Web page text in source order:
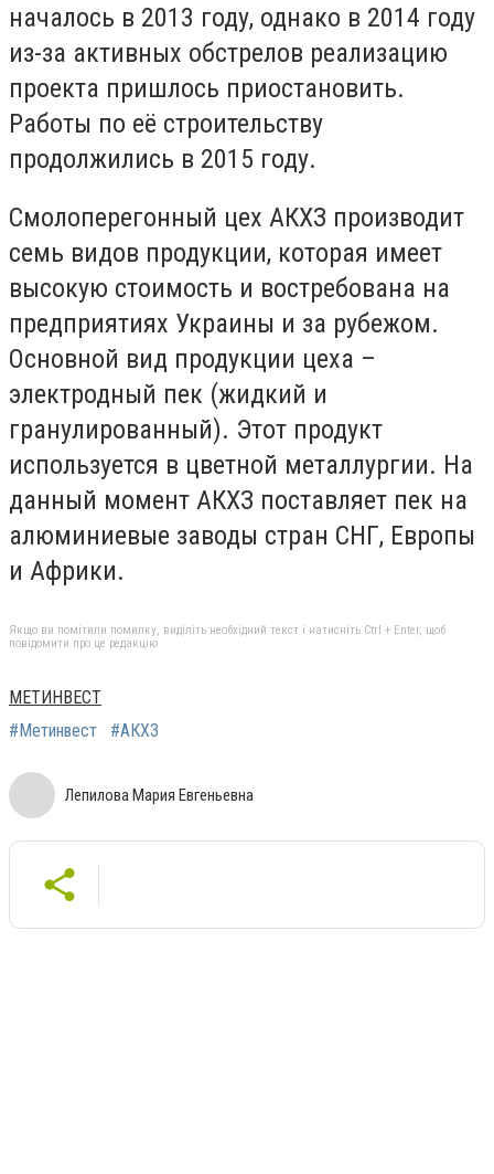
началось в 2013 году, однако в 2014 году
из-за активных обстрелов реализацию
проекта пришлось приостановить.
Работы по её строительству
продолжились в 2015 году.
Смолоперегонный цех АКХЗ производит
семь видов продукции, которая имеет
высокую стоимость и востребована на
предприятиях Украины и за рубежом.
Основной вид продукции цеха –
электродный пек (жидкий и
гранулированный). Этот продукт
используется в цветной металлургии. На
данный момент АКХЗ поставляет пек на
алюминиевые заводы стран СНГ, Европы
и Африки.
Якщо ви помітили помилку, виділіть необхідний текст і натисніть Ctrl + Enter, щоб
повідомити про це редакцію
МЕТИНВЕСТ
#Метинвест
#АКХЗ
Лепилова Мария Евгеньевна